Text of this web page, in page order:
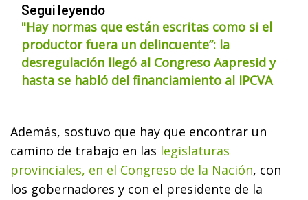
Seguí leyendo
"Hay normas que están escritas como si el
productor fuera un delincuente”: la
desregulación llegó al Congreso Aapresid y
hasta se habló del financiamiento al IPCVA
Además, sostuvo que hay que encontrar un
camino de trabajo en las legislaturas
provinciales, en el Congreso de la Nación, con
los gobernadores y con el presidente de la